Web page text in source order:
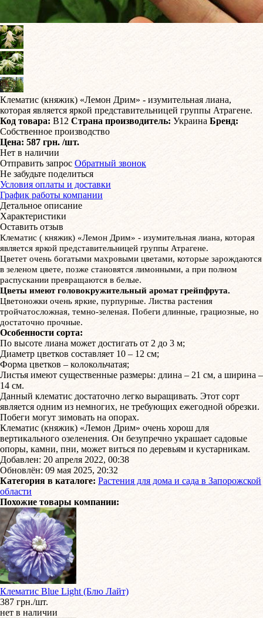
​Клематис (княжик) «Лемон Дрим» - изумительная лиана,
которая является яркой представительницей группы Атрагене.
Код товара: В12 Страна производитель: Украина Бренд:
Собственное производство
Цена: 587 грн. /шт.
Нет в наличии
Отправить запрос Обратный звонок
Не забудьте поделиться
Условия оплаты и доставки
График работы компании
Детальное описание
Характеристики
Оставить отзыв
Клематис ( княжик) «Лемон Дрим» - изумительная лиана, которая
является яркой представительницей группы Атрагене.
Цветет очень богатыми махровыми цветами, которые зарождаются
в зеленом цвете, позже становятся лимонными, а при полном
распускании превращаются в белые.
Цветы имеют головокружительный аромат грейпфрута.
Цветоножки очень яркие, пурпурные. Листва растения
тройчатосложная, темно-зеленая. Побеги длинные, грациозные, но
достаточно прочные.
Особенности сорта:
По высоте лиана может достигать от 2 до 3 м;
Диаметр цветков составляет 10 – 12 см;
Форма цветков – колокольчатая;
Листья имеют существенные размеры: длина – 21 см, а ширина –
14 см.
Данный клематис достаточно легко выращивать. Этот сорт
является одним из немногих, не требующих ежегодной обрезки.
Побеги могут зимовать на опорах.
Клематис (княжик) «Лемон Дрим» очень хорош для
вертикального озеленения. Он безупречно украшает садовые
опоры, камни, пни, может виться по деревьям и кустарникам.
Добавлен: 20 апреля 2022, 00:38
Обновлён: 09 мая 2025, 20:32
Категория в каталоге: Растения для дома и сада в Запорожской
области
Похожие товары компании:
Клематис Blue Light (Блю Лайт)
387 грн./шт.
нет в наличии